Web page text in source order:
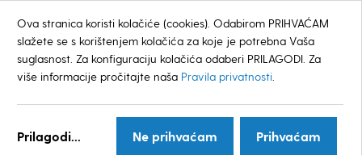
0800 385 048
© GRAD KOPRIVNICA
Ova stranica koristi kolačiće (cookies). Odabirom PRIHVAĆAM
slažete se s korištenjem kolačića za koje je potrebna Vaša
suglasnost. Za konfiguraciju kolačića odaberi PRILAGODI. Za
više informacije pročitajte naša Pravila privatnosti
Prilagodi... Ne prihvaćam Prihvaćam